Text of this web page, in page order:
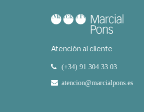
Atención al cliente
(+34) 91 304 33 03
atencion@marcialpons.es